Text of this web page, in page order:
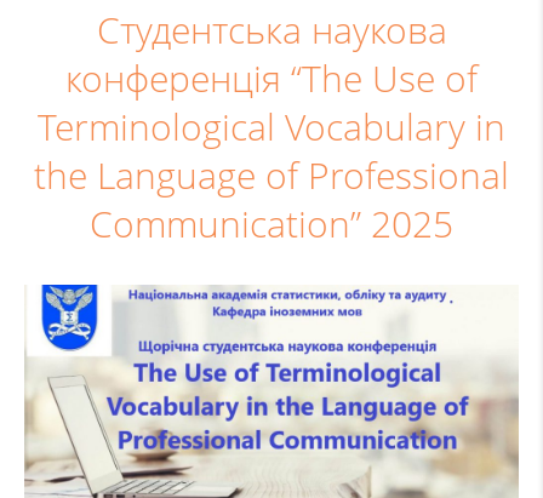
Студентська наукова
конференція “The Use of
Terminological Vocabulary in
the Language of Professional
Communication” 2025